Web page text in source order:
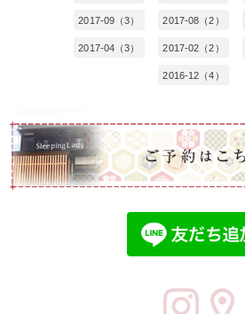
2017-09（3） 2017-08（2）
2017-04（3） 2017-02（2）
2016-12（4）